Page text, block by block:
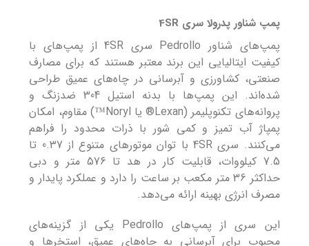
پمپ شناور پدرولا سری 4SR
پمپ‌های شناور Pedrollo سری 4SR از پمپ‌های با
کیفیت ایتالیایی این برند معتبر هستند که برای مصارف
صنعتی، کشاورزی و آبرسانی در چاه‌های عمیق طراحی
شده‌اند. این پمپ‌ها با بدنه استیل 304 ضدزنگ و
پروانه‌های تکنوپلیمر (Lexan® یا Noryl™) مقاوم، امکان
پمپاژ آب تمیز و کمی شور با ذرات محدود را فراهم
می‌کنند. سری 4SR با توان موتورهای متنوع از 0.37 تا
7.5 کیلووات، قابلیت کار در هد تا 576 متر و دبی
حداکثر 36 متر مکعب بر ساعت را دارد و عملکرد پایدار و
مصرف انرژی بهینه ارائه می‌دهد.
این سری از پمپ‌های Pedrollo یکی از گزینه‌های
محبوب برای آبرسانی به چاه‌های عمیق، استخرها و